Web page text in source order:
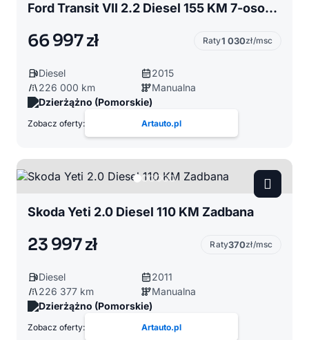
Ford Transit VII 2.2 Diesel 155 KM 7-osobowy Max
66 997 zł Raty1 030zł/msc
Diesel
2015
226 000 km
Manualna
Dzierżążno (Pomorskie)
Zobacz oferty: Artauto.pl
Skoda Yeti 2.0 Diesel 110 KM Zadbana
23 997 zł Raty370zł/msc
Diesel
2011
226 377 km
Manualna
Dzierżążno (Pomorskie)
Zobacz oferty: Artauto.pl